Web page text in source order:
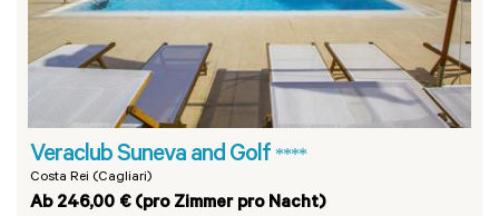
Veraclub Suneva and Golf ****
Costa Rei (Cagliari)
Ab 246,00 € (pro Zimmer pro Nacht)